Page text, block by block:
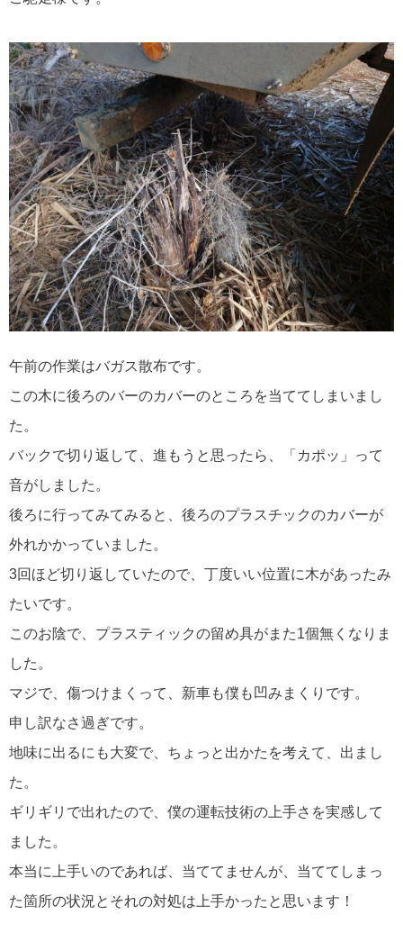
午前の作業はバガス散布です。
この木に後ろのバーのカバーのところを当ててしまいまし
た。
バックで切り返して、進もうと思ったら、「カポッ」って
音がしました。
後ろに行ってみてみると、後ろのプラスチックのカバーが
外れかかっていました。
3回ほど切り返していたので、丁度いい位置に木があったみ
たいです。
このお陰で、プラスティックの留め具がまた1個無くなりま
した。
マジで、傷つけまくって、新車も僕も凹みまくりです。
申し訳なさ過ぎです。
地味に出るにも大変で、ちょっと出かたを考えて、出まし
た。
ギリギリで出れたので、僕の運転技術の上手さを実感して
ました。
本当に上手いのであれば、当ててませんが、当ててしまっ
た箇所の状況とそれの対処は上手かったと思います！